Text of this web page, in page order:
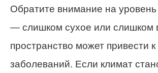
Обратите внимание на
— слишком сухое или слишком
пространство может привести
заболеваний. Если климат